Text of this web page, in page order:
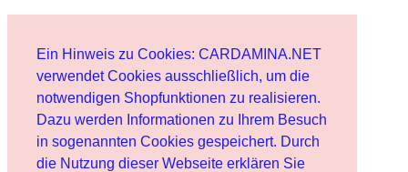
Ein Hinweis zu Cookies: CARDAMINA.NET
verwendet Cookies ausschließlich, um die
notwendigen Shopfunktionen zu realisieren.
Dazu werden Informationen zu Ihrem Besuch
in sogenannten Cookies gespeichert. Durch
die Nutzung dieser Webseite erklären Sie
Benutzer
Newsletter